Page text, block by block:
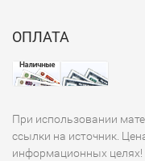
ОПЛАТА
При использовании
ссылки на источник.
информационных целях!